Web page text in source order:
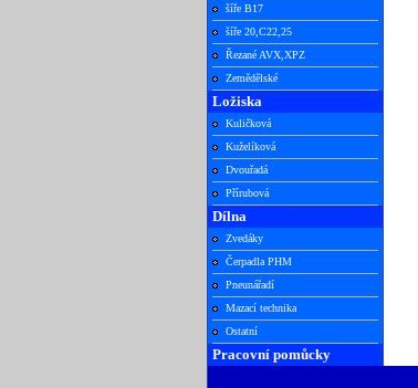
šíře B17
šíře 20,C22,25
Řezané AVX,XPZ
Zemědělské
Ložiska
Kuličková
Kuželíková
Dvouřadá
Přírubová
Dílna
Zvedáky
Čerpadla PHM
Pneunářadí
Mazací technika
Ostatní
Pracovní pomůcky